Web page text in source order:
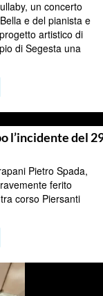
un concerto
e del pianista e
artistico di
di Segesta una
l’incidente del
Pietro Spada,
ferito
corso Piersanti